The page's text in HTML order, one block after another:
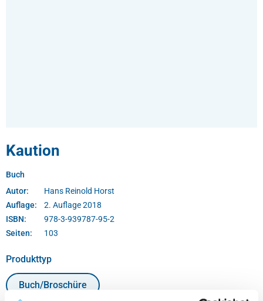
Kaution
Buch
Autor:
Hans Reinold Horst
Auflage:
2. Auflage 2018
ISBN:
978-3-939787-95-2
Seiten:
103
Produkttypauswählen
Buch/Broschüre